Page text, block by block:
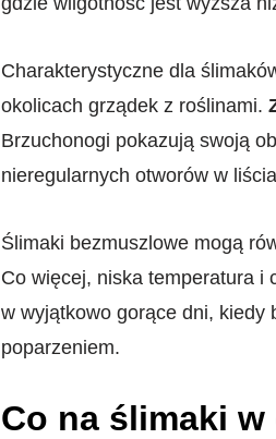
Charakterystyczne dla
okolicach grządek z roślinami.
Brzuchonogi pokazują swoją
nieregularnych otworów w
Ślimaki bezmuszlowe mogą
Co więcej, niska temperatura i
w wyjątkowo gorące dni, kiedy
poparzeniem.
Co na ślimaki